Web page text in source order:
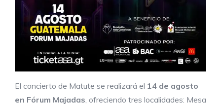
El concierto de Matute se realizará el 14 de agosto
en Fórum Majadas , ofreciendo tres localidades: Mesa